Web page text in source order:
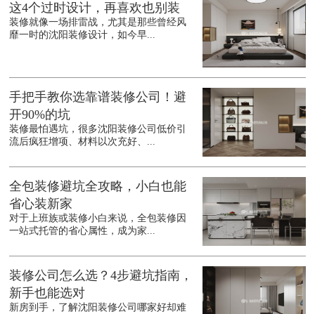
这4个过时设计，再喜欢也别装
装修就像一场排雷战，尤其是那些曾经风
靡一时的沈阳装修设计，如今早...
手把手教你选靠谱装修公司！避
开90%的坑
装修最怕遇坑，很多沈阳装修公司低价引
流后疯狂增项、材料以次充好、...
全包装修避坑全攻略，小白也能
省心装新家
对于上班族或装修小白来说，全包装修因
一站式托管的省心属性，成为家...
装修公司怎么选？4步避坑指南，
新手也能选对
新房到手，了解沈阳装修公司哪家好却难